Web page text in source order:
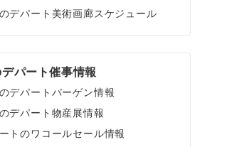
デパート美術画廊スケジュール
パート催事情報
デパートバーゲン情報
デパート物産展情報
トのワコールセール情報